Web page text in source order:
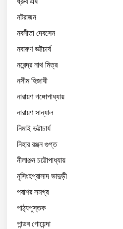
নটরাজন
নবনীতা দেবসেন
নবারুণ ভট্টচার্য
নরেন্দ্র নাথ মিত্র
নসীম হিজাযী
নারায়ণ গঙ্গোপাধ্যায়
নারায়ণ সান্যাল
নিমাই ভট্টাচার্য
নিহার রঞ্জন গুপ্ত
নীলাঞ্জন চট্টোপাধ্যায়
নৃসিংহপ্রাসাদ ভাদুড়ী
পরাশর সমগ্র
পাঠ্যপুস্তক
পান্ডব গোয়েন্দা